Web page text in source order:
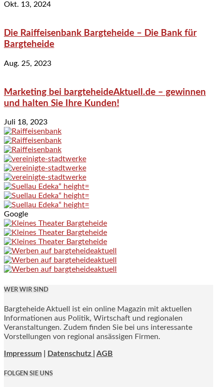
Okt. 13, 2024
Die Raiffeisenbank Bargteheide – Die Bank für
Bargteheide
Aug. 25, 2023
Marketing bei bargteheideAktuell.de – gewinnen
und halten Sie Ihre Kunden!
Juli 18, 2023
Google
WER WIR SIND
Bargteheide Aktuell ist ein online Magazin mit aktuellen
Informationen aus Politik, Wirtschaft und regionalen
Veranstaltungen. Zudem finden Sie bei uns interessante
Vorstellungen von regional ansässigen Firmen.
Impressum Datenschutz | AGB
FOLGEN SIE UNS